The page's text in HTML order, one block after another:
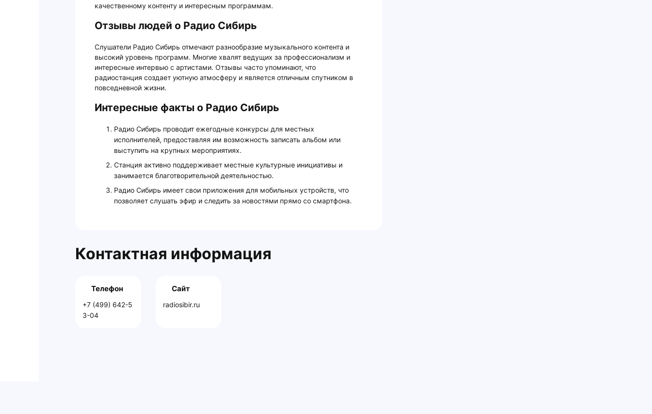
качественному контенту и интересным программам.
Отзывы людей о Радио Сибирь
Слушатели Радио Сибирь отмечают разнообразие музыкального контента и
высокий уровень программ. Многие хвалят ведущих за профессионализм и
интересные интервью с артистами. Отзывы часто упоминают, что
радиостанция создает уютную атмосферу и является отличным спутником в
повседневной жизни.
Интересные факты о Радио Сибирь
Радио Сибирь проводит ежегодные конкурсы для местных
исполнителей, предоставляя им возможность записать альбом или
выступить на крупных мероприятиях.
Станция активно поддерживает местные культурные инициативы и
занимается благотворительной деятельностью.
Радио Сибирь имеет свои приложения для мобильных устройств, что
позволяет слушать эфир и следить за новостями прямо со смартфона.
Контактная информация
Телефон
+7 (499) 642-5
3-04
Сайт
radiosibir.ru